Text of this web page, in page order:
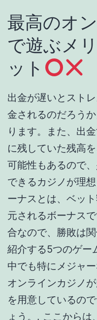
可能性もあるので
できるカジノが理
ーナスとは、ベッ
元されるボーナス
合なので、勝敗は
紹介する5つのゲー
中でも特にメジャ
オンラインカジノ
を用意しているの
ょう。. ここからは
すめなオンライン
す。. ちなみに、ラ
種類はたくさんあ
言えることは、シ
すいってこと！ぜ
ね！. 登録するだけ
ボーナスは、10倍
す。そのほかのボ